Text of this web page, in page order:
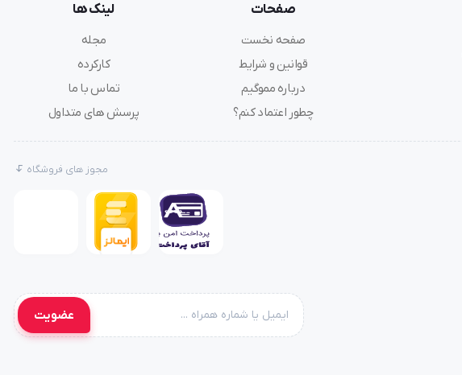
صفحات
صفحه نخست
قوانین و شرایط
درباره مموگیم
چطور اعتماد کنم؟
لینک ها
مجله
کارکرده
تماس با ما
پرسش های متداول
مجوز های فروشگاه
عضویت